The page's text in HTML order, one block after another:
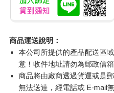
商品運送說明：
本公司所提供的產品配送區
意！收件地址請勿為郵政信箱
商品將由廠商透過貨運或是
無法送達，經電話或 E-mail